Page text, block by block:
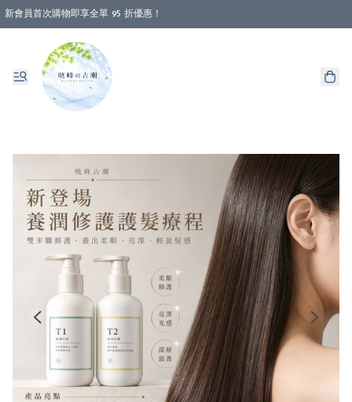
新會員首次購物即享全單 95 折優惠！
消費即享全單 88 折優惠！